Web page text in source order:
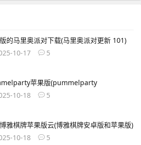
的马里奥派对下载(马里奥派对更新 101)
10-17
5
苹果版(pummelparty
10-18
5
雅棋牌苹果版云(博雅棋牌安卓版和苹果版)
10-18
5